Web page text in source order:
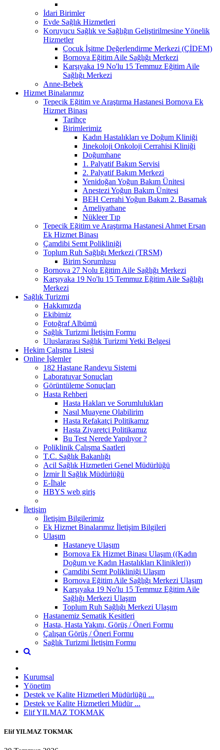
İdari Birimler
Evde Sağlık Hizmetleri
Koruyucu Sağlık ve Sağlığın Geliştirilmesine Yönelik
Hizmetler
Çocuk İşitme Değerlendirme Merkezi (ÇİDEM)
Bornova Eğitim Aile Sağlığı Merkezi
Karşıyaka 19 No'lu 15 Temmuz Eğitim Aile
Sağlığı Merkezi
Anne-Bebek
Hizmet Binalarımız
Tepecik Eğitim ve Araştırma Hastanesi Bornova Ek
Hizmet Binası
Tarihçe
Birimlerimiz
Kadın Hastalıkları ve Doğum Kliniği
Jinekoloji Onkoloji Cerrahisi Kliniği
Doğumhane
1. Palyatif Bakım Servisi
2. Palyatif Bakım Merkezi
Yenidoğan Yoğun Bakım Ünitesi
Anestezi Yoğun Bakım Ünitesi
BEH Cerrahi Yoğun Bakım 2. Basamak
Ameliyathane
Nükleer Tıp
Tepecik Eğitim ve Araştırma Hastanesi Ahmet Ersan
Ek Hizmet Binası
Çamdibi Semt Polikliniği
Toplum Ruh Sağlığı Merkezi (TRSM)
Birim Sorumlusu
Bornova 27 Nolu Eğitim Aile Sağlığı Merkezi
Karşıyaka 19 No'lu 15 Temmuz Eğitim Aile Sağlığı
Merkezi
Sağlık Turizmi
Hakkımızda
Ekibimiz
Fotoğraf Albümü
Sağlık Turizmi İletişim Formu
Uluslararası Sağlık Turizmi Yetki Belgesi
Hekim Çalışma Listesi
Online İşlemler
182 Hastane Randevu Sistemi
Laboratuvar Sonuçları
Görüntüleme Sonuçları
Hasta Rehberi
Hasta Hakları ve Sorumlulukları
Nasıl Muayene Olabilirim
Hasta Refakatçi Politikamız
Hasta Ziyaretçi Politikamız
Bu Test Nerede Yapılıyor ?
Poliklinik Çalışma Saatleri
T.C. Sağlık Bakanlığı
Acil Sağlık Hizmetleri Genel Müdürlüğü
İzmir İl Sağlık Müdürlüğü
E-İhale
HBYS web giriş
İletişim
İletişim Bilgilerimiz
Ek Hizmet Binalarımız İletişim Bilgileri
Ulaşım
Hastaneye Ulaşım
Bornova Ek Hizmet Binası Ulaşım ((Kadın
Doğum ve Kadın Hastalıkları Klinikleri))
Çamdibi Semt Polikliniği Ulaşım
Bornova Eğitim Aile Sağlığı Merkezi Ulaşım
Karşıyaka 19 No'lu 15 Temmuz Eğitim Aile
Sağlığı Merkezi Ulaşım
Toplum Ruh Sağlığı Merkezi Ulaşım
Hastanemiz Şematik Kesitleri
Hasta, Hasta Yakını, Görüş / Öneri Formu
Çalışan Görüş / Öneri Formu
Sağlık Turizmi İletişim Formu
Kurumsal
Yönetim
Destek ve Kalite Hizmetleri Müdürlüğü ...
Destek ve Kalite Hizmetleri Müdür ...
Elif YILMAZ TOKMAK
Elif YILMAZ TOKMAK